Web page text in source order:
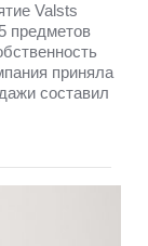
Valsts
предметов
приняла
составил